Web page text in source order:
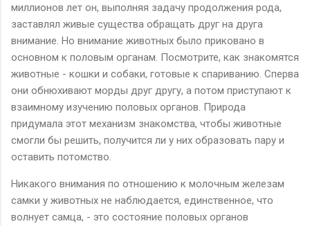
миллионов лет он, выполняя задачу продолжения рода,
заставлял живые существа обращать друг на друга
внимание. Но внимание животных было приковано в
основном к половым органам. Посмотрите, как знакомятся
животные - кошки и собаки, готовые к спариванию. Сперва
они обнюхивают морды друг другу, а потом приступают к
взаимному изучению половых органов. Природа
придумала этот механизм знакомства, чтобы животные
смогли бы решить, получится ли у них образовать пару и
оставить потомство.
Никакого внимания по отношению к молочным железам
самки у животных не наблюдается, единственное, что
волнует самца, - это состояние половых органов